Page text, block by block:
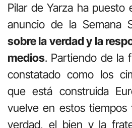
Pilar de Yarza ha
anuncio de la Semana
sobre la verdad y la
medios. Partiendo de la
constatado como los
que está construida
vuelve en estos tiempos
verdad, el bien y la